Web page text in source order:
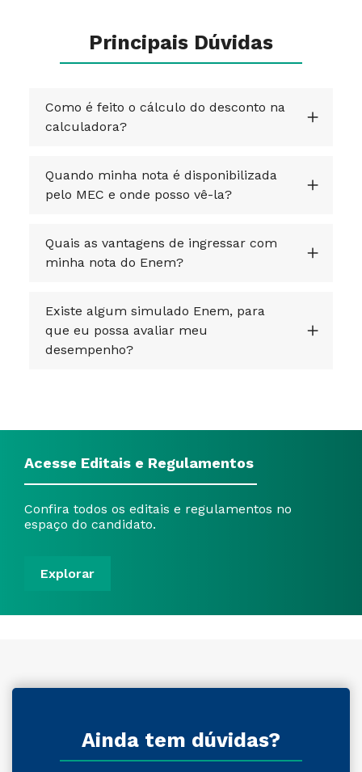
Principais Dúvidas
Como é feito o cálculo do desconto na
calculadora?
Quando minha nota é disponibilizada
pelo MEC e onde posso vê-la?
Quais as vantagens de ingressar com
minha nota do Enem?
Existe algum simulado Enem, para
que eu possa avaliar meu
desempenho?
Acesse Editais e Regulamentos
Confira todos os editais e regulamentos no
espaço do candidato.
Explorar
Ainda tem dúvidas?